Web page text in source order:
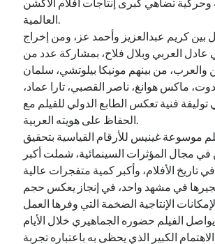
بين كريم عبدالعزيز وأحمد عز، ومن إخراج
عادل العربي وبلال فلاح، بمشاركة عدد من
والعرب، من بينهم مونيكا بيلوتشي، سلمان
ماكس هوانغ، ناصر القصبي، تارا عماد،
فنية تعكس الطابع الدولي للفيلم مع
موسوعة غينيس للأرقام القياسية بتحقيق
مجال المؤثرات السينمائية، شملت أكبر
تاريخ الأفلام، وأكبر كمية متفجرات عالية
في مشهد واحد، في إنجاز يعكس حجم
الفيلم حضوره الجماهيري خلال الأيام
الكبير الذي يحظى به باعتباره تجربة